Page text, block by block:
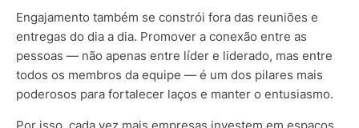
Engajamento também se constrói fora das reuniões e
entregas do dia a dia. Promover a conexão entre as
pessoas — não apenas entre líder e liderado, mas entre
todos os membros da equipe — é um dos pilares mais
poderosos para fortalecer laços e manter o entusiasmo.